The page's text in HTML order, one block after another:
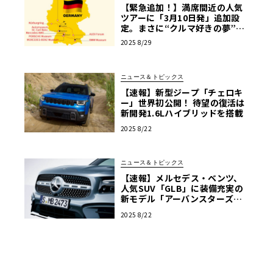
【緊急追加！】満席間近の人気
ツアーに「3月10日発」追加設
定。まさに“クルマ好きの夢”。
ニュル、AMG本社、ポルシェ博
物館…ドイツ自動車「聖地巡
2025 8/29
ニュース＆トピックス
【速報】新型ジープ「チェロキ
ー」世界初公開！ 待望の復活は
新開発1.6Lハイブリッドを搭載
2025 8/22
ニュース＆トピックス
【速報】メルセデス・ベンツ、
人気SUV「GLB」に装備充実の
新モデル「アーバンスターズ」
2025 8/22